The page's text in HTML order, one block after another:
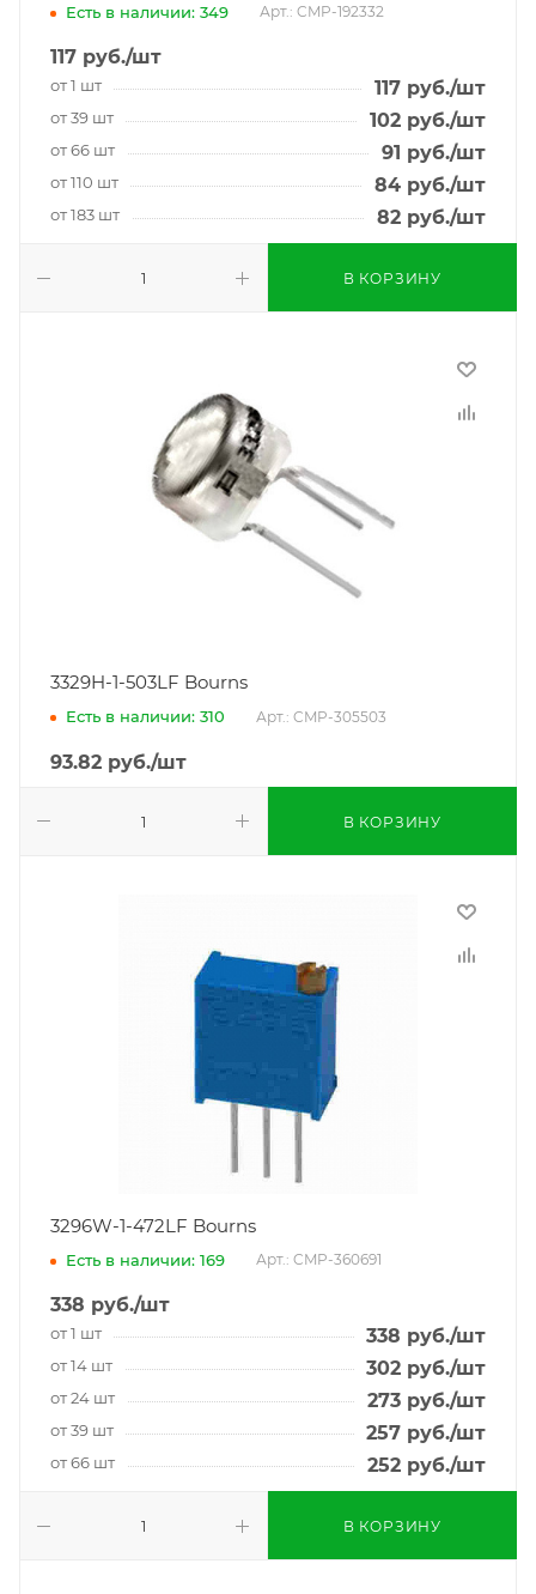
Есть в наличии: 349 Арт.: CMP-192332
117 руб./шт
от 1 шт 117 руб./шт
от 39 шт 102 руб./шт
от 66 шт 91 руб./шт
от 110 шт 84 руб./шт
от 183 шт 82 руб./шт
В КОРЗИНУ
3329H-1-503LF Bourns
Есть в наличии: 310 Арт.: CMP-305503
93.82 руб./шт
В КОРЗИНУ
3296W-1-472LF Bourns
Есть в наличии: 169 Арт.: CMP-360691
338 руб./шт
от 1 шт 338 руб./шт
от 14 шт 302 руб./шт
от 24 шт 273 руб./шт
от 39 шт 257 руб./шт
от 66 шт 252 руб./шт
В КОРЗИНУ